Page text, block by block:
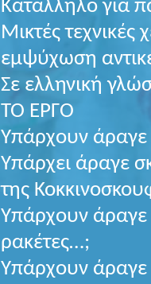
Κατάλληλο για
Μικτές
εμψύχωση
Σε ελληνική
TO ΕΡΓΟ
Υπάρχουν
Υπάρχει άραγε
της
Υπάρχουν άραγε
ρακέτες…;
Υπάρχουν άραγε